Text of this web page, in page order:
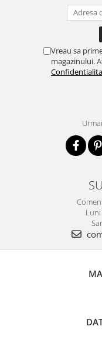
Vreau sa
magazinului.
Luni